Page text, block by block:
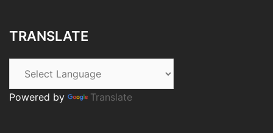
TRANSLATE
Powered by Translate